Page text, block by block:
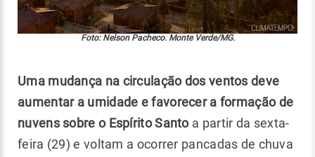
Foto: Nelson Pacheco. Monte Verde/MG.
Uma mudança na circulação dos ventos deve
aumentar a umidade e favorecer a formação de
nuvens sobre o Espírito Santoa partir da sexta-
feira (29) e voltam a ocorrer pancadas de chuva